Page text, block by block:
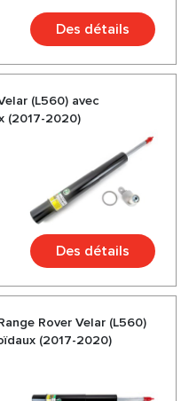
Des détails
(L560) avec
(2017-2020)
Des détails
Rover Velar (L560)
(2017-2020)